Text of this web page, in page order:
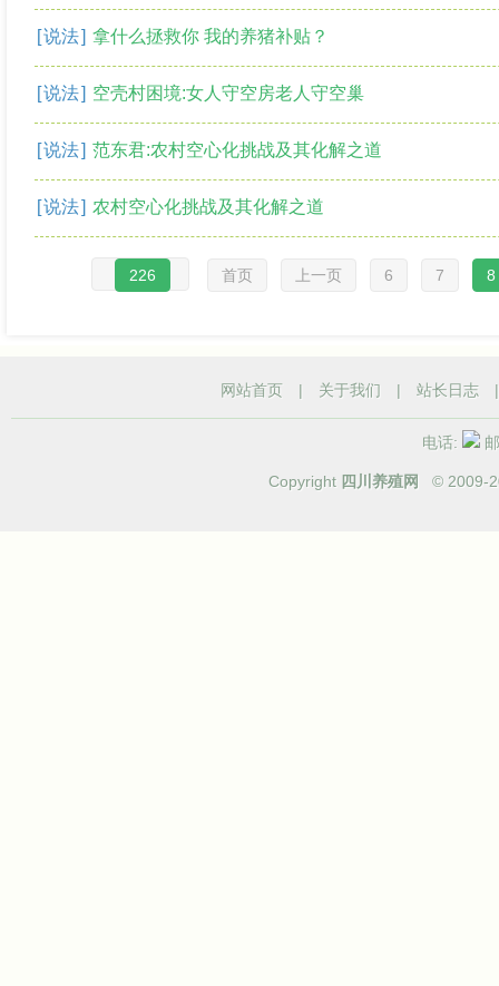
[说法] 拿什么拯救你 我的养猪补贴？
[说法] 空壳村困境:女人守空房老人守空巢
[说法] 范东君:农村空心化挑战及其化解之道
[说法] 农村空心化挑战及其化解之道
226 首页 上一页 6 7 8
网站首页 | 关于我们 | 站长日志
电话:
Copyright 四川养殖网 © 2009-